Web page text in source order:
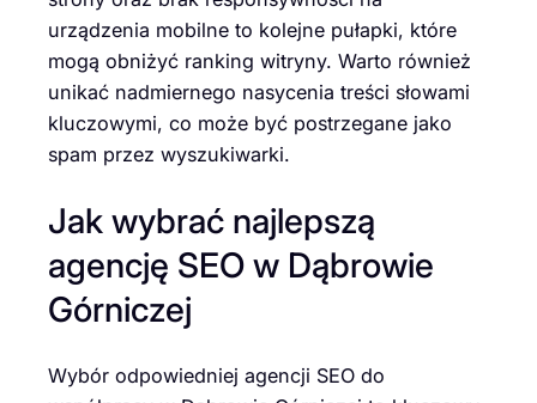
urządzenia mobilne to kolejne pułapki, które
mogą obniżyć ranking witryny. Warto również
unikać nadmiernego nasycenia treści słowami
kluczowymi, co może być postrzegane jako
spam przez wyszukiwarki.
Jak wybrać najlepszą
agencję SEO w Dąbrowie
Górniczej
Wybór odpowiedniej agencji SEO do